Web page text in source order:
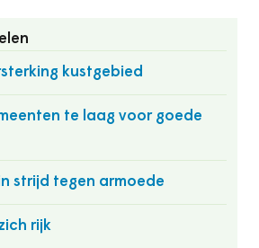
kustgebied
te laag voor goede
strijd tegen armoede
rijk